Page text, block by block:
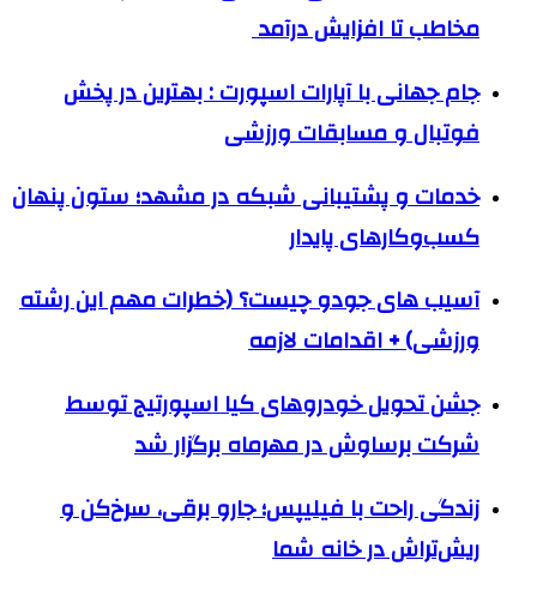
مخاطب تا افزایش درآمد
جام جهانی با آپارات اسپورت : بهترین در پخش
فوتبال و مسابقات ورزشی
خدمات و پشتیبانی شبکه در مشهد؛ ستون پنهان
کسب‌وکارهای پایدار
آسیب های جودو چیست؟ (خطرات مهم این رشته
ورزشی) + اقدامات لازمه
جشن تحویل خودروهای کیا اسپورتیج توسط
شرکت برساوش در مهرماه برگزار شد
زندگی راحت با فیلیپس؛ جارو برقی، سرخ‌کن و
ریش‌تراش در خانه شما